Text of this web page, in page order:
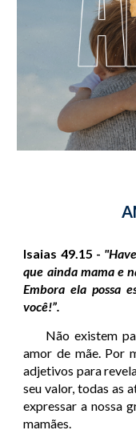
Isaias 49.15 -
que ainda mama e
Embora ela possa
você!”.
Não existem
amor de mãe. Por
adjetivos para
seu valor, todas as
expressar a nossa
mamães.